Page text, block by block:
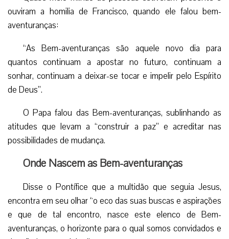
Onde Nascem as Bem-aventuranças
encontra em seu olhar “o eco das suas buscas e aspirações
e que de tal encontro, nasce este elenco de Bem-
aventuranças, o horizonte para o qual somos convidados e
desafiados a caminhar”.
Referindo-se ao Evangelho de São Mateus, Francisco
sublinhou que “A primeira atitude de Jesus é ver, fixar o
rosto dos seus. Aqueles rostos põem em movimento o
que moveram Jesus; foram os rostos, as pessoas. É a vida
que clama pela Vida, que o Pai nos quer transmitir”.
“As Bem-aventuranças não nascem de uma atitude
passiva perante a realidade, nem podem nascer de um
espectador que se limite a ser um triste autor de